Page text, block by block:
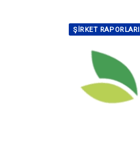
ŞIRKET RAPORLARI